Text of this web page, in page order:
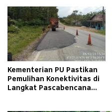
Kementerian PU Pastikan
Pemulihan Konektivitas di
Langkat Pascabencana